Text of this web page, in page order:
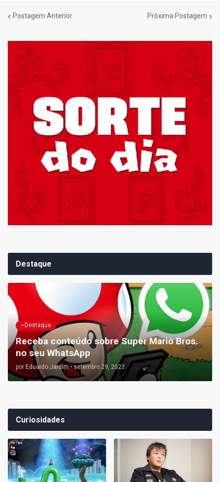
Postagem Anterior Próxima Postagem
Destaque
~Destaque
Receba conteúdo sobre Super Mario Bros.
no seu WhatsApp
por Eduardo Jardim • setembro 29, 2023
Curiosidades